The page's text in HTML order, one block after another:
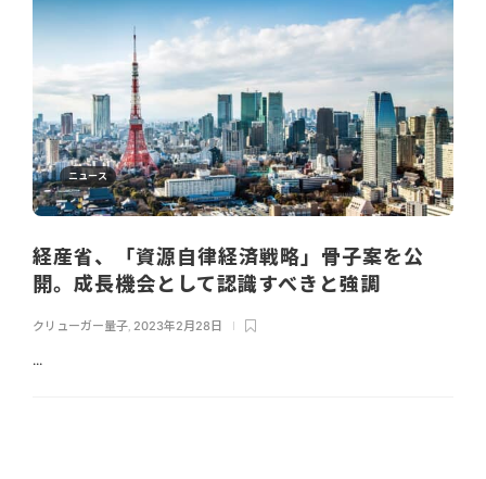
ニュース
経産省、「資源自律経済戦略」骨子案を公
開。成長機会として認識すべきと強調
クリューガー量子, 2023年2月28日
...